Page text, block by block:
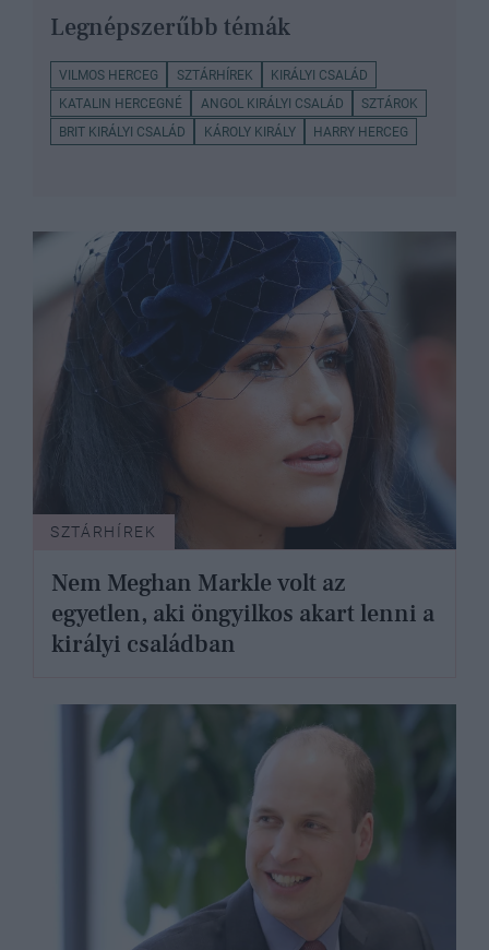
Legnépszerűbb témák
VILMOS HERCEG SZTÁRHÍREK
KIRÁLYI CSALÁD
KATALIN HERCEGNÉ
ANGOL KIRÁLYI CSALÁD
SZTÁROK
BRIT KIRÁLYI CSALÁD
KÁROLY KIRÁLY HARRY HERCEG
SZTÁRHÍREK
Nem Meghan Markle volt az
egyetlen, aki öngyilkos akart lenni a
királyi családban